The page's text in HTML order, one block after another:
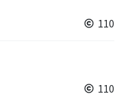
110
110